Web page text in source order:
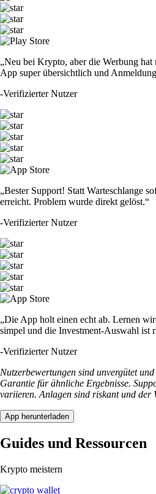
„Neu bei Krypto, aber die Werbung
App super übersichtlich und
-Verifizierter Nutzer
„Bester Support! Statt Warteschlange
erreicht. Problem wurde direkt gelöst.“
-Verifizierter Nutzer
„Die App holt einen echt ab. Lernen
simpel und die Investment-Auswahl ist
-Verifizierter Nutzer
Nutzerbewertungen sind unvergütet
Garantie für ähnliche Ergebnisse.
variieren. Anlagen sind riskant und der
App herunterladen
Guides und Ressourcen
Krypto meistern